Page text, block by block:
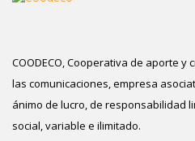
COODECO, Cooperativa de aporte
las comunicaciones, empresa
ánimo de lucro, de responsabilidad
social, variable e ilimitado.